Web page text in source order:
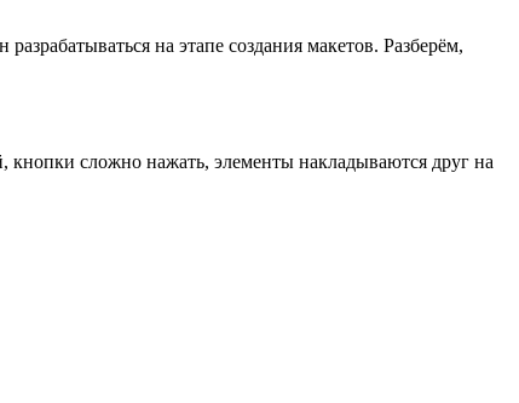
на этапе создания макетов. Разберём,
кнопки сложно нажать, элементы накладываются друг на